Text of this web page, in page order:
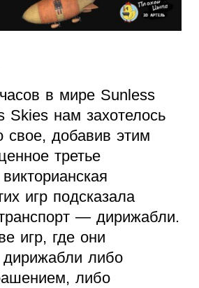
в мире Sunless
Skies нам захотелось
свое, добавив этим
третье
игр подсказала
— дирижабли.
игр, где они
дирижабли либо
либо